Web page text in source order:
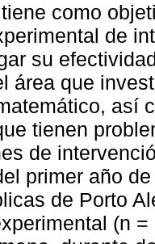
como
de
su
área que
así
tienen
de
primer año
de Porto
(n